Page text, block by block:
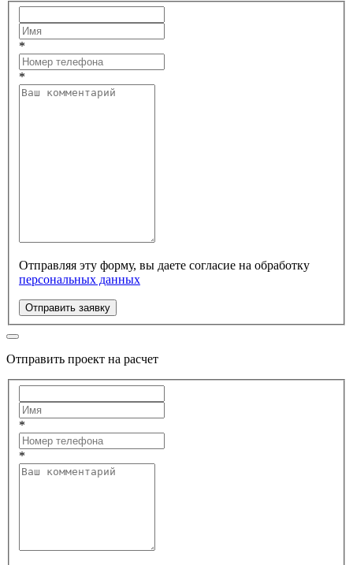
*
*
Отправляя эту форму, вы даете согласие на обработку
персональных данных
Отправить заявку
Отправить проект на расчет
*
*